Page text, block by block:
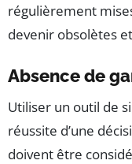
régulièrement
devenir obsolètes
Absence de
Utiliser un outil de
réussite d’une
doivent être